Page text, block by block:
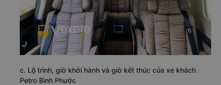
c. Lộ trình, giờ khởi hành và giờ kết thúc của xe khách
Petro Bình Phước